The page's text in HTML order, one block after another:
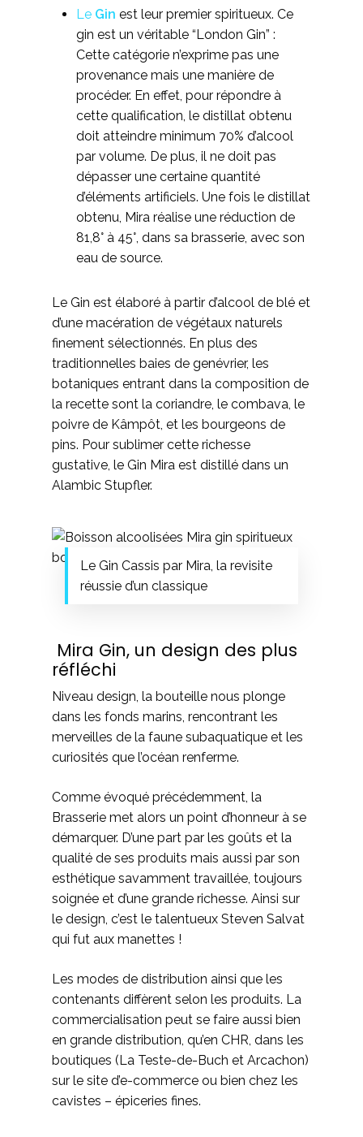
Le Gin est leur premier spiritueux. Ce
gin est un véritable “London Gin” :
Cette catégorie n’exprime pas une
provenance mais une manière de
procéder. En effet, pour répondre à
cette qualification, le distillat obtenu
doit atteindre minimum 70% d’alcool
par volume. De plus, il ne doit pas
dépasser une certaine quantité
d’éléments artificiels. Une fois le distillat
obtenu, Mira réalise une réduction de
81,8° à 45°, dans sa brasserie, avec son
eau de source.
Le Gin est élaboré à partir d’alcool de blé et
d’une macération de végétaux naturels
finement sélectionnés. En plus des
traditionnelles baies de genévrier, les
botaniques entrant dans la composition de
la recette sont la coriandre, le combava, le
poivre de Kâmpôt, et les bourgeons de
pins. Pour sublimer cette richesse
gustative, le Gin Mira est distillé dans un
Alambic Stupfler.
Le Gin Cassis par Mira, la revisite
réussie d’un classique
Mira Gin, un design des plus
réfléchi
Niveau design, la bouteille nous plonge
dans les fonds marins, rencontrant les
merveilles de la faune subaquatique et les
curiosités que l’océan renferme.
Comme évoqué précédemment, la
Brasserie met alors un point d’honneur à se
démarquer. D’une part par les goûts et la
qualité de ses produits mais aussi par son
esthétique savamment travaillée, toujours
soignée et d’une grande richesse. Ainsi sur
le design, c’est le talentueux Steven Salvat
qui fut aux manettes !
Les modes de distribution ainsi que les
contenants diffèrent selon les produits. La
commercialisation peut se faire aussi bien
en grande distribution, qu’en CHR, dans les
boutiques (La Teste-de-Buch et Arcachon)
sur le site d’e-commerce ou bien chez les
cavistes – épiceries fines.